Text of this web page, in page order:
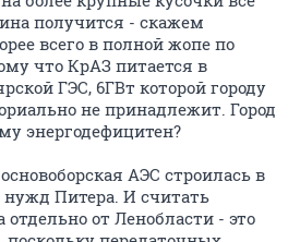
получится - скажем
всего в полной жопе по
что КрАЗ питается в
ГЭС, 6ГВт которой городу
не принадлежит. Город
энергодефицитен?
АЭС строилась в
Питера. И считать
отдельно от Ленобласти - это